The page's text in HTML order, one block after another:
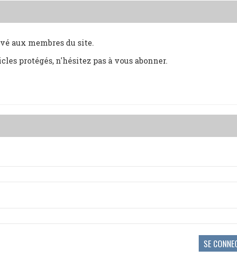
aux membres du site.
protégés, n'hésitez pas à vous abonner.